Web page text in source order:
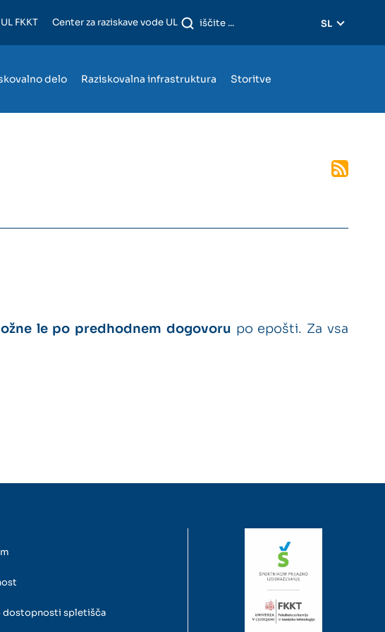
FKKT Center za raziskave vode UL SL
delo Raziskovalna infrastruktura Storitve
le po predhodnem dogovoru po epošti. Za vsa
dostopnosti spletišča